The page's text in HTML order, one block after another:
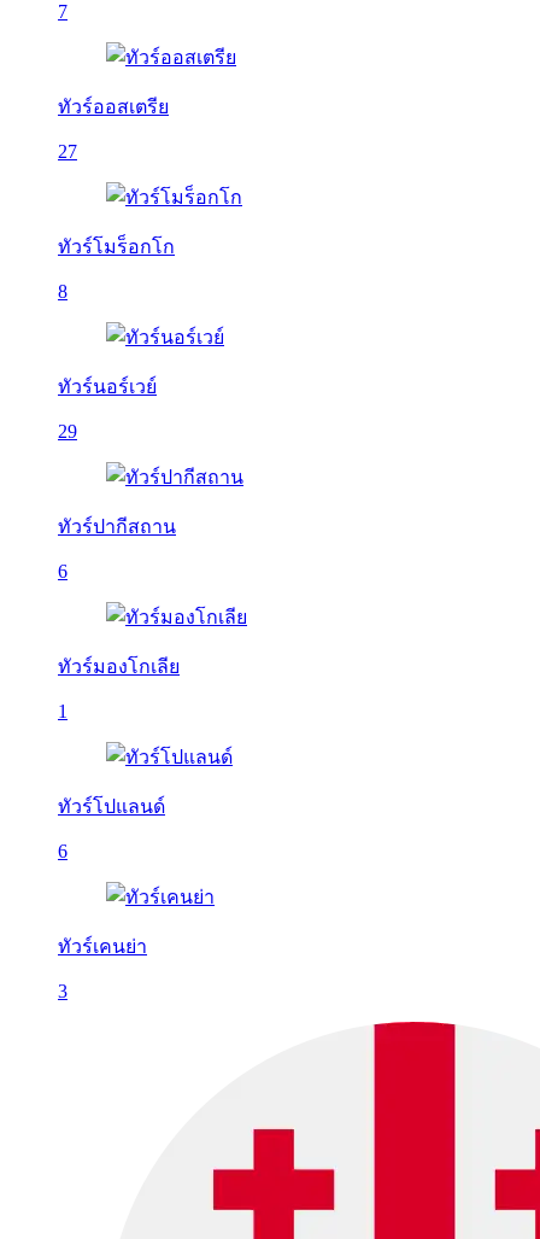
7
ทัวร์ออสเตรีย
27
ทัวร์โมร็อกโก
8
ทัวร์นอร์เวย์
29
ทัวร์ปากีสถาน
6
ทัวร์มองโกเลีย
1
ทัวร์โปแลนด์
6
ทัวร์เคนย่า
3